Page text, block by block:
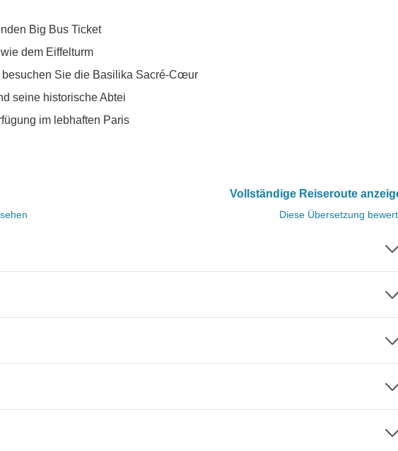
Big Bus Ticket
dem Eiffelturm
Sie die Basilika Sacré-Cœur
seine historische Abtei
im lebhaften Paris
Vollständige Reiseroute
Diese Übersetzung